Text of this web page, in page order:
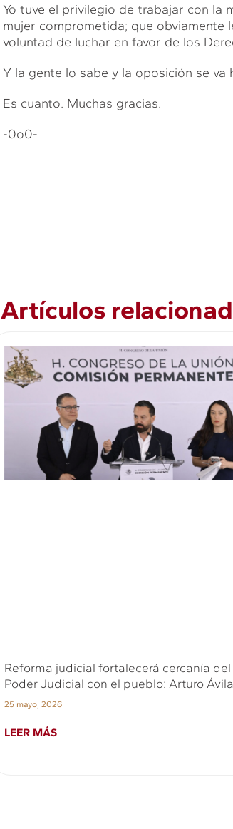
Yo tuve el privilegio de trabajar con la
mujer comprometida; que
voluntad de luchar en favor de los
Y la gente lo sabe y la oposición se
Es cuanto. Muchas gracias.
-0o0-
Artículos
Reforma judicial fortalecerá cercanía del
Poder Judicial con el pueblo: Arturo Ávila
25 mayo, 2026
LEER MÁS